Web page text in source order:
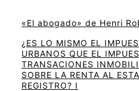
«El abogado» de Henri
¿ES LO MISMO EL
URBANOS QUE EL
TRANSACIONES
SOBRE LA RENTA AL
REGISTRO? I